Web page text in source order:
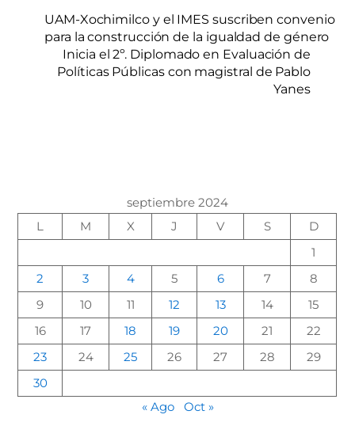
UAM-Xochimilco y el IMES suscriben convenio
para la construcción de la igualdad de género
Inicia el 2º. Diplomado en Evaluación de
Políticas Públicas con magistral de Pablo
Yanes
septiembre 2024
L
M X J V S
D
1
2
3 4 5 6 7
8
9
10 11 12 13 14
15
16
17 18 19 20 21
22
23
24 25 26 27 28
29
30
« Ago
Oct »